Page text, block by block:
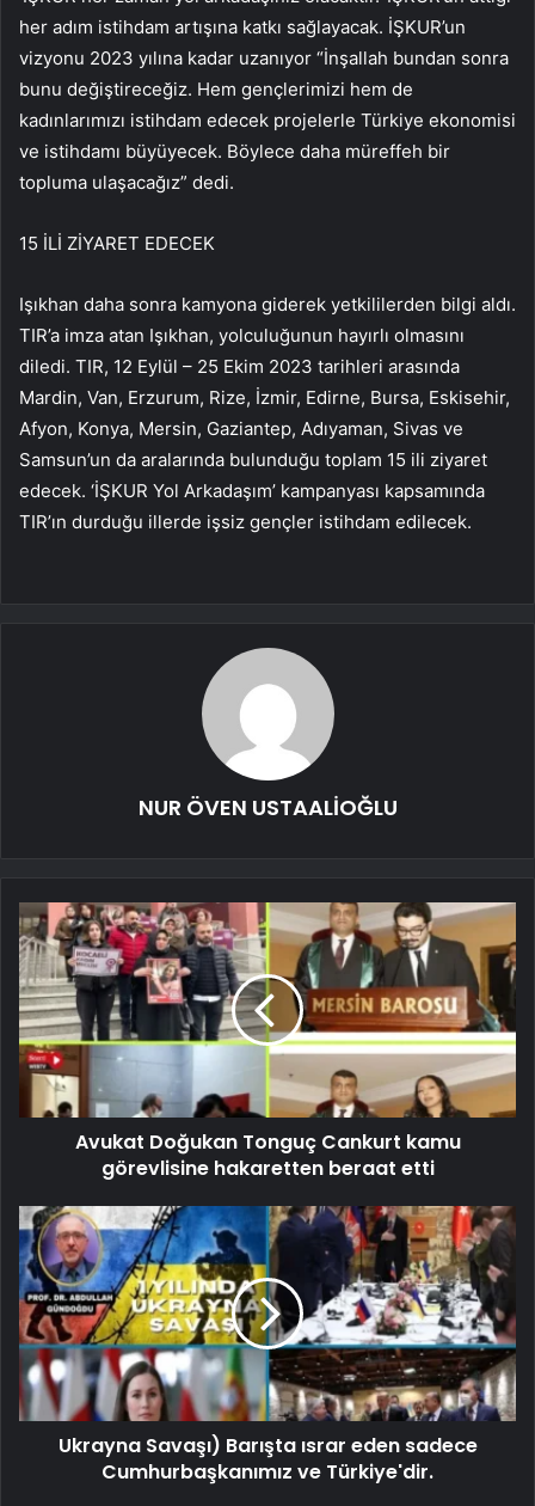
her adım istihdam artışına katkı sağlayacak. İŞKUR’un
vizyonu 2023 yılına kadar uzanıyor “İnşallah bundan sonra
bunu değiştireceğiz. Hem gençlerimizi hem de
kadınlarımızı istihdam edecek projelerle Türkiye ekonomisi
ve istihdamı büyüyecek. Böylece daha müreffeh bir
topluma ulaşacağız” dedi.
15 İLİ ZİYARET EDECEK
Işıkhan daha sonra kamyona giderek yetkililerden bilgi aldı.
TIR’a imza atan Işıkhan, yolculuğunun hayırlı olmasını
diledi. TIR, 12 Eylül – 25 Ekim 2023 tarihleri ​​arasında
Mardin, Van, Erzurum, Rize, İzmir, Edirne, Bursa, Eskisehir,
Afyon, Konya, Mersin, Gaziantep, Adıyaman, Sivas ve
Samsun’un da aralarında bulunduğu toplam 15 ili ziyaret
edecek. ‘İŞKUR Yol Arkadaşım’ kampanyası kapsamında
TIR’ın durduğu illerde işsiz gençler istihdam edilecek.
NUR ÖVEN USTAALİOĞLU
Avukat Doğukan Tonguç Cankurt kamu
görevlisine hakaretten beraat etti
Ukrayna Savaşı) Barışta ısrar eden sadece
Cumhurbaşkanımız ve Türkiye'dir.